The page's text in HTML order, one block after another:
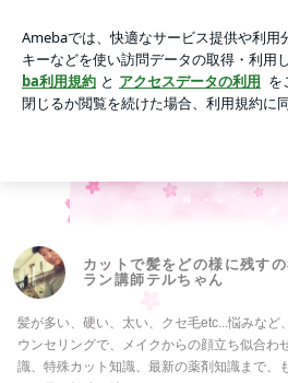
師テルちゃんアプリをダウンロードして ブログの更新
ょう。
カットで髪をどの様に残す
ラン講師テルちゃん
髪が多い、硬い、太い、クセ毛etc...悩みなど
ウンセリングで、メイクからの顔立ち似合わ
識、特殊カット知識、最新の薬剤知識まで、